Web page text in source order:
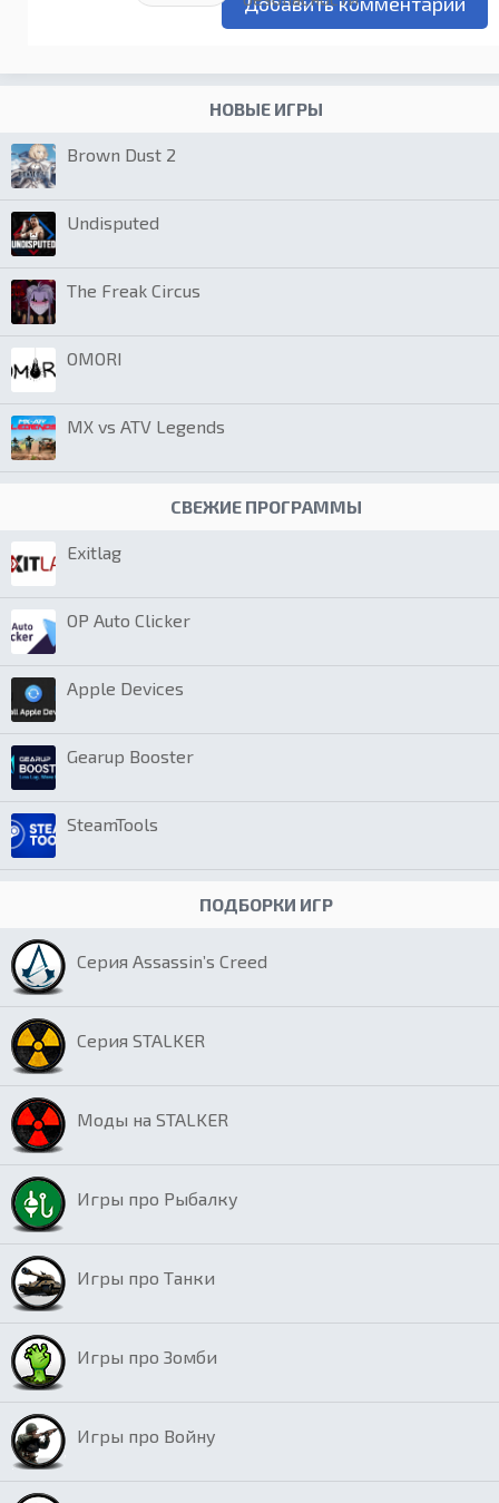
НОВЫЕ ИГРЫ
Brown Dust 2
Undisputed
The Freak Circus
OMORI
MX vs ATV Legends
СВЕЖИЕ ПРОГРАММЫ
Exitlag
OP Auto Clicker
Apple Devices
Gearup Booster
SteamTools
ПОДБОРКИ ИГР
Серия Assassin’s Creed
Серия STALKER
Моды на STALKER
Игры про Рыбалку
Игры про Танки
Игры про Зомби
Игры про Войну